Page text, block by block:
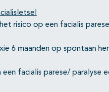
risico op een facialis
6 maanden op spontaan
facialis parese/ paralyse